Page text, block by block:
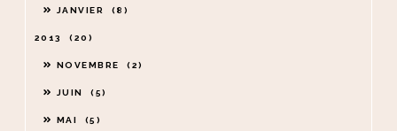
JANVIER 8
2013 20
NOVEMBRE 2
JUIN 5
MAI 5